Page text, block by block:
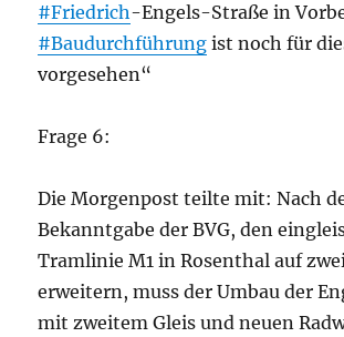
#Friedrich-Engels-Straße in
#Baudurchführung ist noch für
vorgesehen“
Frage 6:
Die Morgenpost teilte mit: Nach
Bekanntgabe der BVG, den
Tramlinie M1 in Rosenthal auf
erweitern, muss der Umbau der
mit zweitem Gleis und neuen